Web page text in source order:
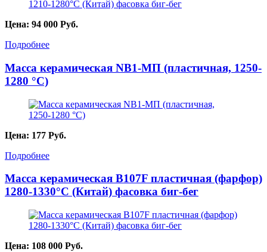
Цена: 94 000 Руб.
Подробнее
Масса керамическая NB1-МП (пластичная, 1250-
1280 °C)
Цена: 177 Руб.
Подробнее
Масса керамическая B107F пластичная (фарфор)
1280-1330°С (Китай) фасовка биг-бег
Цена: 108 000 Руб.